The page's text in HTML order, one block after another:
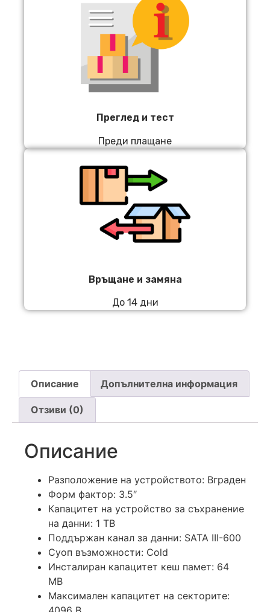
Преглед и тест
Преди плащане
Връщане и замяна
До 14 дни
Описание Допълнителна информация
Отзиви (0)
Описание
Разположение на устройството: Вграден
Форм фактор: 3.5″
Капацитет на устройство за съхранение
на данни: 1 TB
Поддържан канал за данни: SATA III-600
Суоп възможности: Cold
Инсталиран капацитет кеш памет: 64
MB
Максимален капацитет на секторите: